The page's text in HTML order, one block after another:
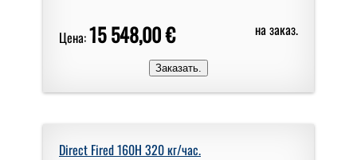
Цена:15 548,00 € на заказ.
Direct Fired 160H 320 кг/чаc.